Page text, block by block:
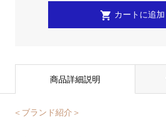
商品詳細説明
＜ブランド紹介＞